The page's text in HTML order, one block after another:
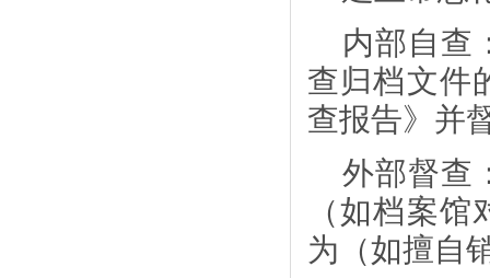
内部自查
查归档文件
查报告》并
外部督查
（如档案
为（如擅自